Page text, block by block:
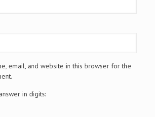
email, and website in this browser for the
in digits: